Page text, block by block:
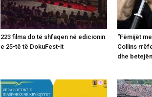
223 filma do të shfaqen në edicionin
e 25-të të DokuFest-it
“Fëmijët
Collins
dhe